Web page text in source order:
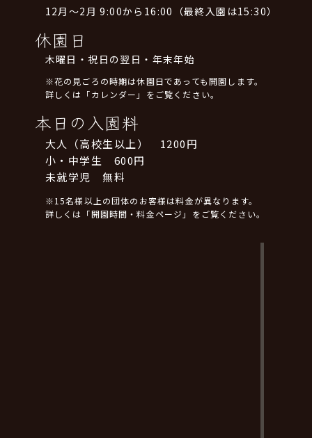
12月～2月 9:00から16:00（最終入園は15:30）
休園日
木曜日・祝日の翌日・年末年始
※花の見ごろの時期は休園日であっても開園します。
詳しくは「カレンダー」をご覧ください。
本日の入園料
大人（高校生以上） 1200円
小・中学生 600円
未就学児 無料
※15名様以上の団体のお客様は料金が異なります。
詳しくは「開園時間・料金ページ」をご覧ください。